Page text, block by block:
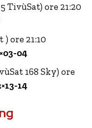
TivùSat) ore 21:20
ore 21:10
04
168 Sky) ore
14